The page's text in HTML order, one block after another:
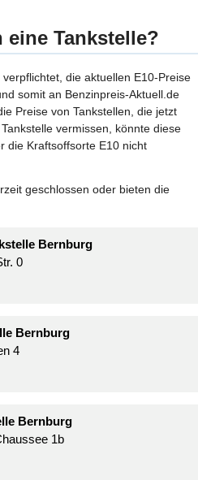
eine Tankstelle?
die aktuellen E10-Preise
somit an Benzinpreis-Aktuell.de
Preise von Tankstellen, die jetzt
vermissen, könnte diese
die Kraftsoffsorte E10 nicht
geschlossen oder bieten die
Bernburg
0
Bernburg
4
Bernburg
1b